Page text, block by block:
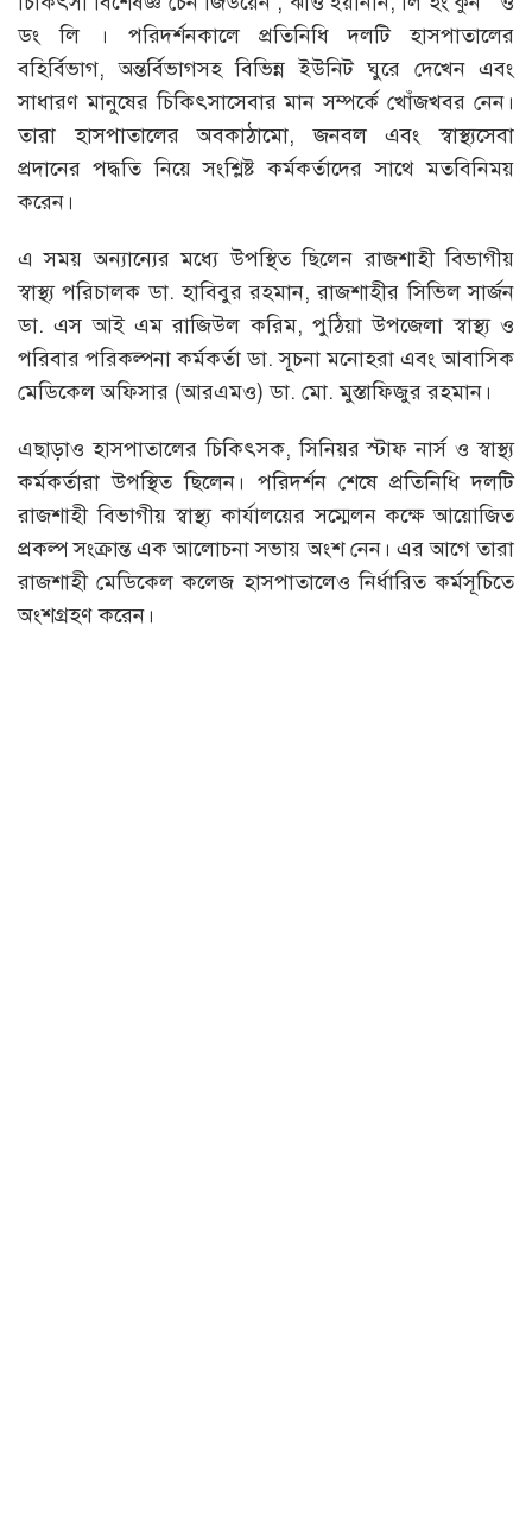
ডং লি । পরিদর্শনকালে প্রতিনিধি দলটি হাসপাতালের
বহির্বিভাগ, অন্তর্বিভাগসহ বিভিন্ন ইউনিট ঘুরে দেখেন এবং
সাধারণ মানুষের চিকিৎসাসেবার মান সম্পর্কে খোঁজখবর নেন।
তারা হাসপাতালের অবকাঠামো, জনবল এবং স্বাস্থ্যসেবা
প্রদানের পদ্ধতি নিয়ে সংশ্লিষ্ট কর্মকর্তাদের সাথে মতবিনিময়
করেন।
এ সময় অন্যান্যের মধ্যে উপস্থিত ছিলেন রাজশাহী বিভাগীয়
স্বাস্থ্য পরিচালক ডা. হাবিবুর রহমান, রাজশাহীর সিভিল সার্জন
ডা. এস আই এম রাজিউল করিম, পুঠিয়া উপজেলা স্বাস্থ্য ও
পরিবার পরিকল্পনা কর্মকর্তা ডা. সূচনা মনোহরা এবং আবাসিক
মেডিকেল অফিসার (আরএমও) ডা. মো. মুস্তাফিজুর রহমান।
এছাড়াও হাসপাতালের চিকিৎসক, সিনিয়র স্টাফ নার্স ও স্বাস্থ্য
কর্মকর্তারা উপস্থিত ছিলেন। পরিদর্শন শেষে প্রতিনিধি দলটি
রাজশাহী বিভাগীয় স্বাস্থ্য কার্যালয়ের সম্মেলন কক্ষে আয়োজিত
প্রকল্প সংক্রান্ত এক আলোচনা সভায় অংশ নেন। এর আগে তারা
রাজশাহী মেডিকেল কলেজ হাসপাতালেও নির্ধারিত কর্মসূচিতে
অংশগ্রহণ করেন।